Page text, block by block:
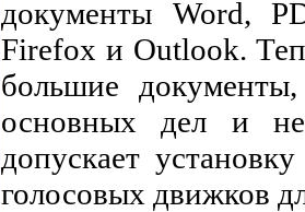
документы Word,
Firefox и Outlook.
большие
основных дел и
допускает
голосовых движков